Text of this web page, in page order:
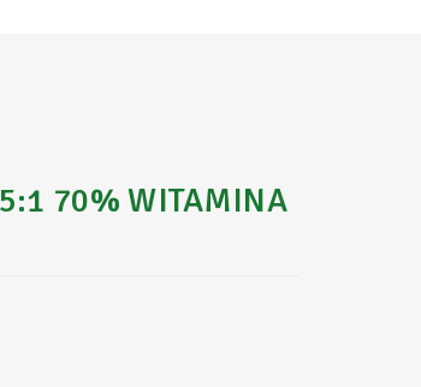
70% WITAMINA